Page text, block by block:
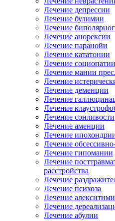
Лечение депрессии
Лечение булимии
Лечение
Лечение анорексии
Лечение паранойи
Лечение кататонии
Лечение социопатии
Лечение мании
Лечение
Лечение деменции
Лечение
Лечение
Лечение сонливости
Лечение аменции
Лечение
Лечение
Лечение гипомании
Лечение
расстройства
Лечение
Лечение психоза
Лечение
Лечение
Лечение абулии